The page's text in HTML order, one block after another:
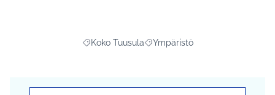
Rajaa tulokset aihepiirin mukaan: Koko Tuusula
Koko TuusulaRajaa tulokset teeman mukaan:
Ympäristö